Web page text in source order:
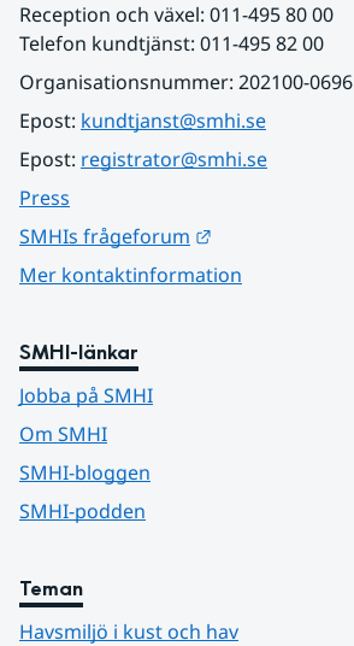
Reception och växel: 011-495 80 00
Telefon kundtjänst: 011-495 82 00
Organisationsnummer: 202100-0696
Epost: kundtjanst@smhi.se
Epost: registrator@smhi.se
Press
SMHIs frågeforum
Mer kontaktinformation
SMHI-länkar
Jobba på SMHI
Om SMHI
SMHI-bloggen
SMHI-podden
Teman
Havsmiljö i kust och hav